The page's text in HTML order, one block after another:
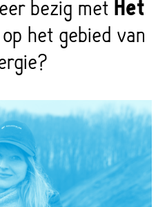
bezig met Het
op het gebied van